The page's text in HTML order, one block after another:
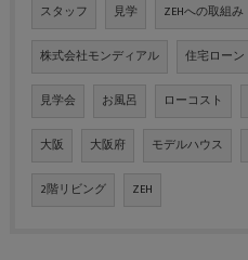
スタッフ 見学 ZEHへの取組み
株式会社モンディアル 住宅ローン
見学会 お風呂 ローコスト
大阪 大阪府 モデルハウス
2階リビング ZEH